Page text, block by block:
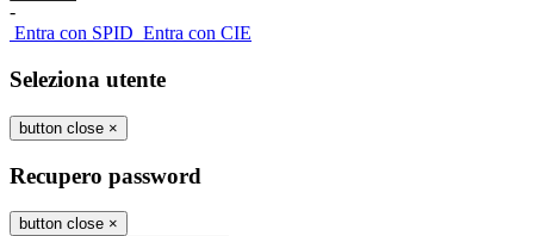
-
Entra con SPID Entra con CIE
Seleziona utente
button close ×
Recupero password
button close ×